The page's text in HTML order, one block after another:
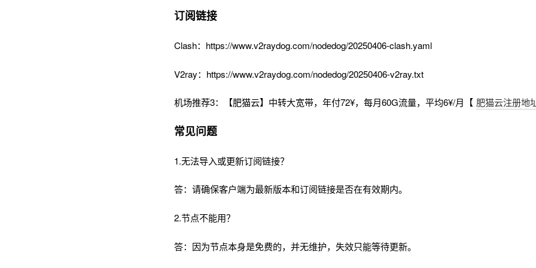
订阅链接
Clash：https://www.v2raydog.com/nodedog/20250406-clash.yaml
V2ray：https://www.v2raydog.com/nodedog/20250406-v2ray.txt
机场推荐3：【肥猫云】中转大宽带，年付72¥，每月60G流量，平均6¥/月【 肥猫云注册地
常见问题
1.无法导入或更新订阅链接？
答：请确保客户端为最新版本和订阅链接是否在有效期内。
2.节点不能用？
答：因为节点本身是免费的，并无维护，失效只能等待更新。